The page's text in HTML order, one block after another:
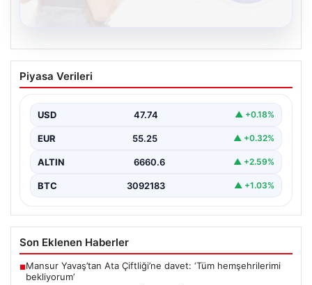
Kelebek sohbet platformu İle Dijital
İletişimin Sertifikalı Adresi Ve Chat
Sanal ortamında kullanıcıların güvenli bir biçimde iletişim
Piyasa Verileri
USD 47.74 ▲ +0.18%
EUR 55.25 ▲ +0.32%
ALTIN 6660.6 ▲ +2.59%
BTC 3092183 ▲ +1.03%
Son Eklenen Haberler
■Mansur Yavaş’tan Ata Çiftliği’ne davet: ‘Tüm hemşehrilerimi
bekliyorum’